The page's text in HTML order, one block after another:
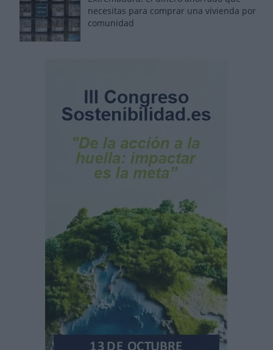
necesitas para comprar una vivienda por
comunidad